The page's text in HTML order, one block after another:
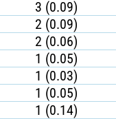
3 (0.09)
2 (0.09)
2 (0.06)
1 (0.05)
1 (0.03)
1 (0.05)
1 (0.14)